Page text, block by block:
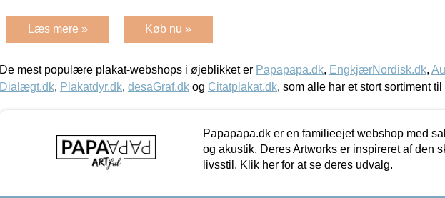
Læs mere » Køb nu »
De mest populære plakat-webshops i øjeblikket er Papapapa.dk, EngkjærNordisk.dk,
Dialægt.dk, Plakatdyr.dk, desaGraf.dk og Citatplakat.dk, som alle har et stort sortiment til
Papapapa.dk er en familieejet webshop med
og akustik. Deres Artworks er inspireret af den
livsstil. Klik her for at se deres udvalg.